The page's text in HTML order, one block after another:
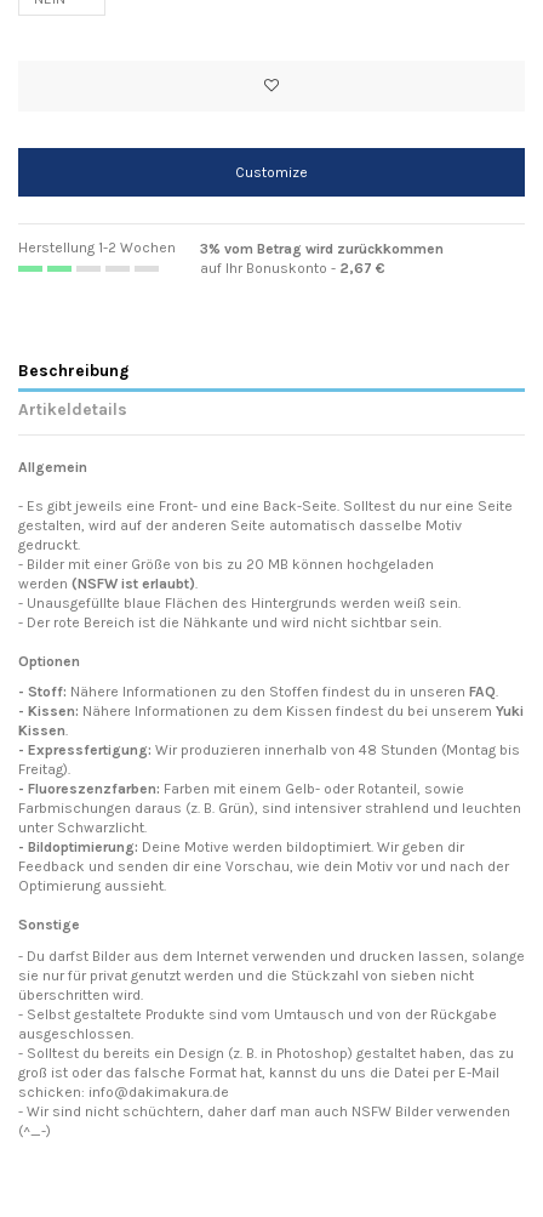
Customize
Herstellung 1-2 Wochen
3% vom Betrag wird zurückkommen
auf Ihr Bonuskonto - 2,67 €
Beschreibung
Artikeldetails
Allgemein
- Es gibt jeweils eine Front- und eine Back-Seite. Solltest du nur eine Seite
gestalten, wird auf der anderen Seite automatisch dasselbe Motiv
gedruckt.
- Bilder mit einer Größe von bis zu 20 MB können hochgeladen
werden (NSFW ist erlaubt)
- Unausgefüllte blaue Flächen des Hintergrunds werden weiß sein.
- Der rote Bereich ist die Nähkante und wird nicht sichtbar sein.
Optionen
- Stoff: Nähere Informationen zu den Stoffen findest du in unseren FAQ.
- Kissen: Nähere Informationen zu dem Kissen findest du bei unserem Yuki
Kissen.
- Expressfertigung: Wir produzieren innerhalb von 48 Stunden (Montag bis
Freitag).
- Fluoreszenzfarben: Farben mit einem Gelb- oder Rotanteil, sowie
Farbmischungen daraus (z. B. Grün), sind intensiver strahlend und leuchten
unter Schwarzlicht.
- Bildoptimierung: Deine Motive werden bildoptimiert. Wir geben dir
Feedback und senden dir eine Vorschau, wie dein Motiv vor und nach der
Optimierung aussieht.
Sonstige
- Du darfst Bilder aus dem Internet verwenden und drucken lassen, solange
sie nur für privat genutzt werden und die Stückzahl von sieben nicht
überschritten wird.
- Selbst gestaltete Produkte sind vom Umtausch und von der Rückgabe
ausgeschlossen.
- Solltest du bereits ein Design (z. B. in Photoshop) gestaltet haben, das zu
groß ist oder das falsche Format hat, kannst du uns die Datei per E-Mail
schicken: info@dakimakura.de
- Wir sind nicht schüchtern, daher darf man auch NSFW Bilder verwenden
(^_-)